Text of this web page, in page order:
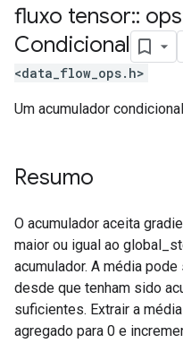
fluxo tensor:: ops
Condicional
<data_flow_ops.h>
Um acumulador
Resumo
O acumulador aceita
maior ou igual ao
acumulador. A média
desde que tenham sido
suficientes. Extrair a
agregado para 0 e